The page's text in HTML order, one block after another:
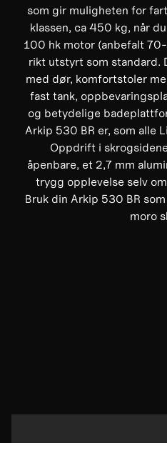
som gir muligheten for
klassen, ca 450 kg, når
100 hk motor (anbefalt
rikt utstyrt som standard.
med dør, komfortstoler
fast tank,
og betydelige
Arkip 530 BR er, som alle
Oppdrift i
åpenbare, et 2,7 mm
trygg opplevelse selv
Bruk din Arkip 530 BR
moro